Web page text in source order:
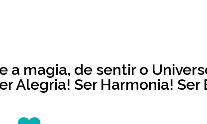
magia, de sentir o
Alegria! Ser Harmonia!